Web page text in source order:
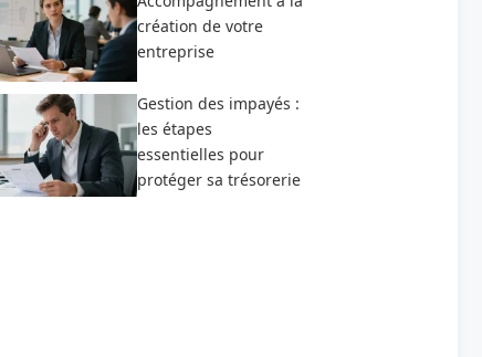
création de votre
entreprise
Gestion des impayés :
les étapes
essentielles pour
protéger sa trésorerie